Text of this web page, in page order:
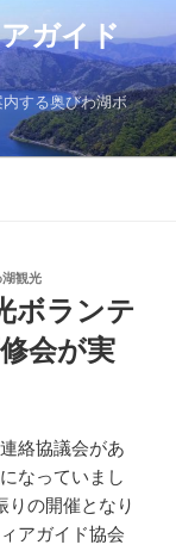
ガイド
する奥びわ湖ボ
観光
ボランテ
会が実
絡協議会があ
なっていまし
りの開催となり
アガイド協会